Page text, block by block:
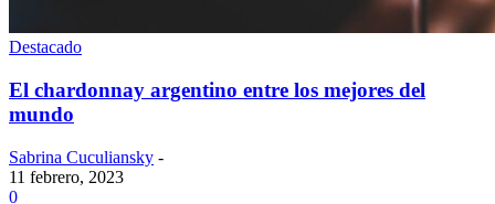
Destacado
El chardonnay argentino entre los mejores del
mundo
Sabrina Cuculiansky -
11 febrero, 2023
0